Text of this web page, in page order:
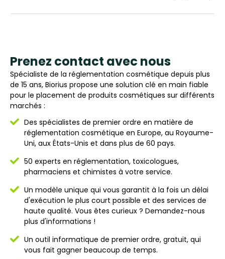
Prenez contact avec nous
Spécialiste de la réglementation cosmétique depuis plus
de 15 ans, Biorius propose une solution clé en main fiable
pour le placement de produits cosmétiques sur différents
marchés :
Des spécialistes de premier ordre en matière de
réglementation cosmétique en Europe, au Royaume-
Uni, aux États-Unis et dans plus de 60 pays.
50 experts en réglementation, toxicologues,
pharmaciens et chimistes à votre service.
Un modèle unique qui vous garantit à la fois un délai
d'exécution le plus court possible et des services de
haute qualité. Vous êtes curieux ? Demandez-nous
plus d'informations !
Un outil informatique de premier ordre, gratuit, qui
vous fait gagner beaucoup de temps.